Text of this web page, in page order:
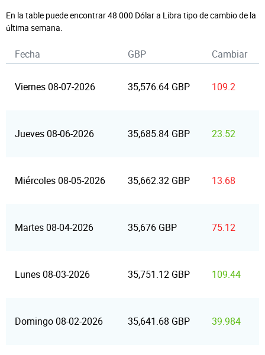
En la table puede encontrar 48 000 Dólar a Libra tipo de cambio de la
última semana.
Fecha GBP Cambiar
Viernes 08-07-2026 35,576.64 GBP 109.2
Jueves 08-06-2026 35,685.84 GBP 23.52
Miércoles 08-05-2026 35,662.32 GBP 13.68
Martes 08-04-2026 35,676 GBP 75.12
Lunes 08-03-2026 35,751.12 GBP 109.44
Domingo 08-02-2026 35,641.68 GBP 39.984